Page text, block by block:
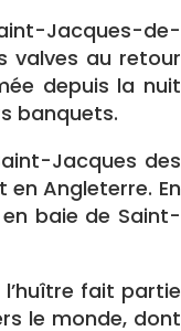
Jacques-de-
valves au retour
depuis la nuit
banquets.
Jacques des
en Angleterre. En
baie de Saint-
fait partie
le monde, dont